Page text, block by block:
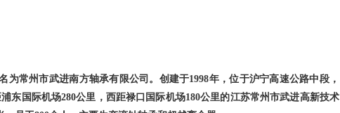
为常州市武进南方轴承有限公司。创建于1998年，位于沪宁高速公路中段，
浦东国际机场280公里，西距禄口国际机场180公里的江苏常州市武进高新技术